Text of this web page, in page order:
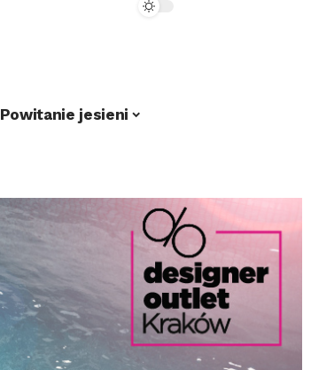
Powitanie jesieni